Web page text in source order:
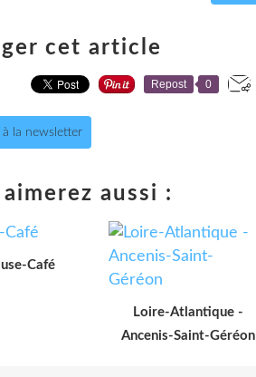
cet article
Repost 0
à la newsletter
aussi :
Café
Loire-Atlantique -
Ancenis-Saint-Géréon